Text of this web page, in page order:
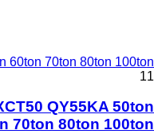
60ton 70ton 80ton 100ton
11
QY55KA 50ton
70ton 80ton 100ton